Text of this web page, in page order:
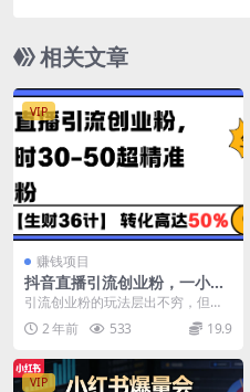
相关文章
VIP
赚钱项目
抖音直播引流创业粉，一小时
30-50个精准粉
引流创业粉的玩法层出不穷，但直
播引流创业粉又有几个人教呢？本
期视频用最简单通透的...
2 年前 533 19.9
VIP